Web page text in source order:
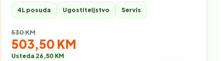
4L posuda Ugostiteljstvo Servis
Stara cijena:
530 KM
Akcijska cijena:
503,50 KM
Usteda 26,50 KM